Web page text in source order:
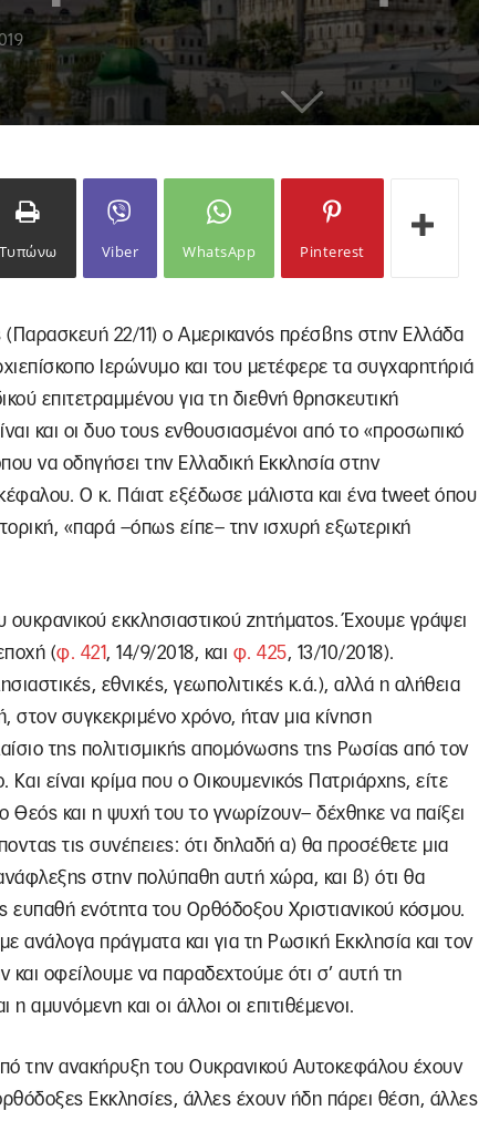
Τυπώνω Viber WhatsApp Pinterest
(Παρασκευή 22/11) ο Αμερικανός πρέσβης στην Ελλάδα
Ιερώνυμο και του μετέφερε τα συγχαρητήριά
επιτετραμμένου για τη διεθνή θρησκευτική
και οι δυο τους ενθουσιασμένοι από το «προσωπικό
να οδηγήσει την Ελλαδική Εκκλησία στην
Ο κ. Πάιατ εξέδωσε μάλιστα και ένα tweet όπου
«παρά –όπως είπε– την ισχυρή εξωτερική
εκκλησιαστικού ζητήματος. Έχουμε γράψει
(φ. 421, 14/9/2018, και φ. 425, 13/10/2018).
εθνικές, γεωπολιτικές κ.ά.), αλλά η αλήθεια
στον συγκεκριμένο χρόνο, ήταν μια κίνηση
της πολιτισμικής απομόνωσης της Ρωσίας από τον
είναι κρίμα που ο Οικουμενικός Πατριάρχης, είτε
Θεός και η ψυχή του το γνωρίζουν– δέχθηκε να παίξει
τις συνέπειες: ότι δηλαδή α) θα προσέθετε μια
στην πολύπαθη αυτή χώρα, και β) ότι θα
ευπαθή ενότητα του Ορθόδοξου Χριστιανικού κόσμου.
ανάλογα πράγματα και για τη Ρωσική Εκκλησία και τον
και οφείλουμε να παραδεχτούμε ότι σ’ αυτή τη
αμυνόμενη και οι άλλοι οι επιτιθέμενοι.
την ανακήρυξη του Ουκρανικού Αυτοκεφάλου έχουν
Εκκλησίες, άλλες έχουν ήδη πάρει θέση, άλλες